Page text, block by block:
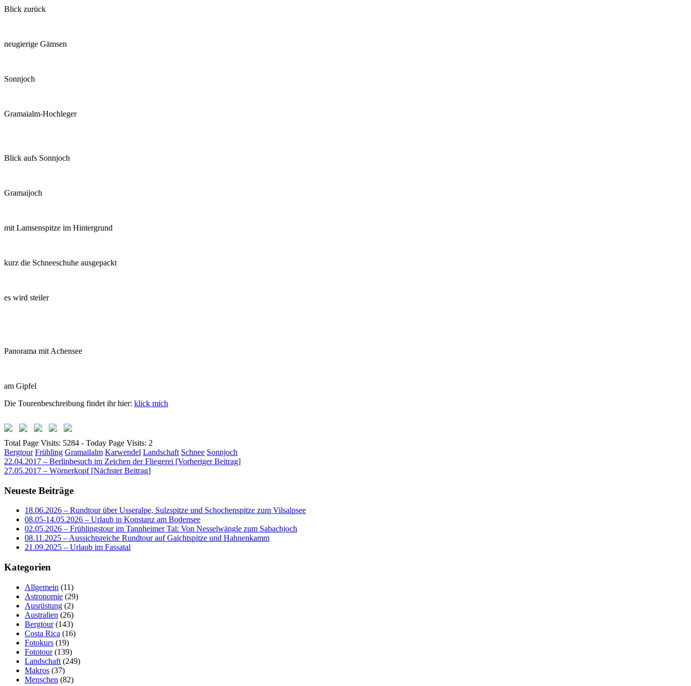
Blick zurück
neugierige Gämsen
Sonnjoch
Gramaialm-Hochleger
Blick aufs Sonnjoch
Gramaijoch
mit Lamsenspitze im Hintergrund
kurz die Schneeschuhe ausgepackt
es wird steiler
Panorama mit Achensee
am Gipfel
Die Tourenbeschreibung findet ihr hier: klick mich
Total Page Visits: 5284 - Today Page Visits: 2
Bergtour Frühling Gramailalm Karwendel Landschaft Schnee Sonnjoch
Beitragsnavigation
22.04.2017 – Berlinbesuch im Zeichen der Fliegerei [Vorheriger Beitrag]
27.05.2017 – Wörnerkopf [Nächster Beitrag]
Neueste Beiträge
18.06.2026 – Rundtour über Usseralpe, Sulzspitze und Schochenspitze zum Vilsalpsee
08.05-14.05.2026 – Urlaub in Konstanz am Bodensee
02.05.2026 – Frühlingstour im Tannheimer Tal: Von Nesselwängle zum Sabachjoch
08.11.2025 – Aussichtsreiche Rundtour auf Gaichtspitze und Hahnenkamm
21.09.2025 – Urlaub im Fassatal
Kategorien
Allgemein (11)
Astronomie (29)
Ausrüstung (2)
Australien (26)
Bergtour(143)
Costa Rica (16)
Fotokurs (19)
Fototour(139)
Landschaft (249)
Makros (37)
Menschen (82)